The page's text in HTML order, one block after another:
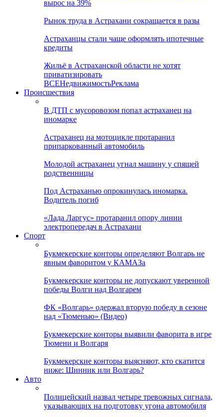
вырос на 39%
Рынок труда в Астрахани сокращается в разы
Астраханцы стали чаще оформлять ипотечные
кредиты
Жильё в Астраханской области не хотят
приватизировать
ВСЕНедвижимостьРеклама
Происшествия
В ДТП с мусоровозом попал астраханец на
иномарке
Астраханец на мотоцикле протаранил
припаркованный автомобиль
Молодой астраханец угнал машину у спящей
родственницы
Под Астраханью опрокинулась иномарка.
Водитель погиб
«Лада Ларгус» протаранил опору линии
электропередач в Астрахани
Спорт
Букмекерские конторы определяют Волгарь не
явным фаворитом у КАМАЗа
Букмекерские конторы не допускают уверенной
победы Волги над Волгарем
ФК «Волгарь» одержал вторую победу в сезоне
над «Тюменью» (Видео)
Букмекерские конторы выявили фаворита в игре
Тюмени и Волгаря
Букмекерские конторы выясняют, кто скатится
ниже: Шинник или Волгарь?
Авто
Полицейский назвал четыре тревожных сигнала,
указывающих на подготовку угона автомобиля